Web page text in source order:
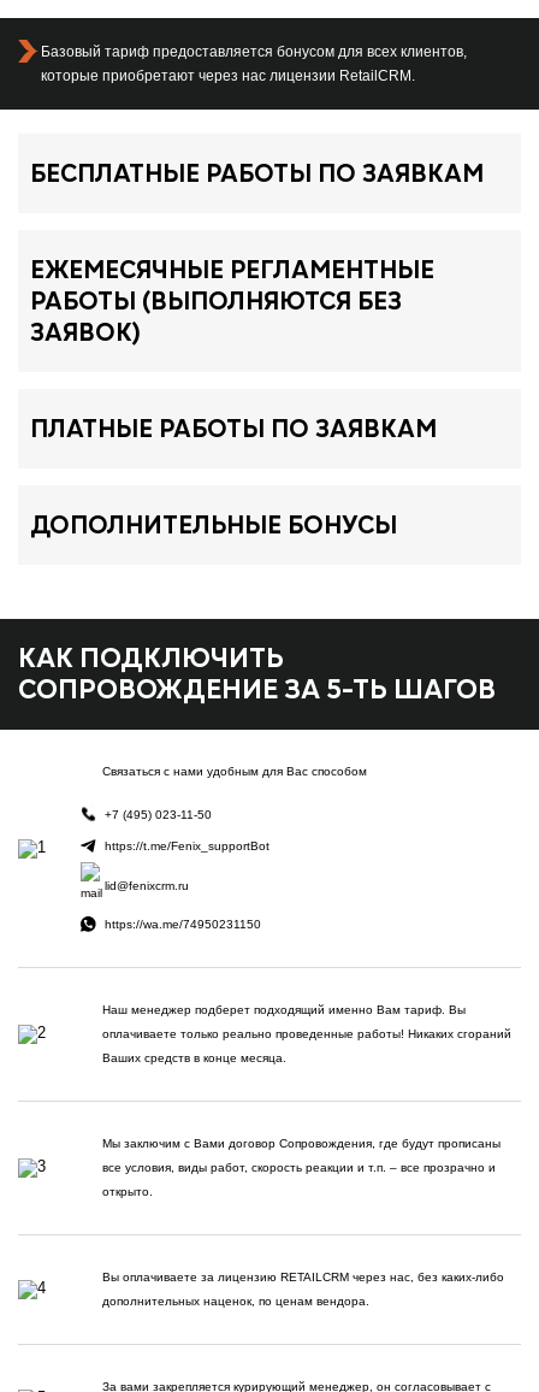
Базовый тариф предоставляется бонусом для всех клиентов,
которые приобретают через нас лицензии RetailCRM.
БЕСПЛАТНЫЕ РАБОТЫ ПО ЗАЯВКАМ
ЕЖЕМЕСЯЧНЫЕ РЕГЛАМЕНТНЫЕ
РАБОТЫ (ВЫПОЛНЯЮТСЯ БЕЗ
ЗАЯВОК)
ПЛАТНЫЕ РАБОТЫ ПО ЗАЯВКАМ
ДОПОЛНИТЕЛЬНЫЕ БОНУСЫ
КАК ПОДКЛЮЧИТЬ
СОПРОВОЖДЕНИЕ ЗА 5-ТЬ ШАГОВ
Связаться с нами удобным для Вас способом
+7 (495) 023-11-50
https://t.me/Fenix_supportBot
lid@fenixcrm.ru
https://wa.me/74950231150
Наш менеджер подберет подходящий именно Вам тариф. Вы
оплачиваете только реально проведенные работы! Никаких сгораний
Ваших средств в конце месяца.
Мы заключим с Вами договор Сопровождения, где будут прописаны
все условия, виды работ, скорость реакции и т.п. – все прозрачно и
открыто.
Вы оплачиваете за лицензию RETAILCRM через нас, без каких-либо
дополнительных наценок, по ценам вендора.
За вами закрепляется курирующий менеджер, он согласовывает с